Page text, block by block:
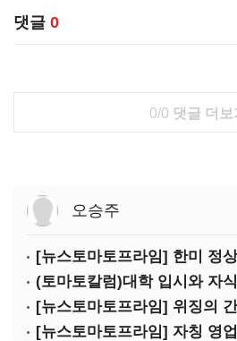
댓글 0
0/0 댓글 더보
오승주
(토마토칼럼)대학 입시와 자
[뉴스토마토프라임] 위징의